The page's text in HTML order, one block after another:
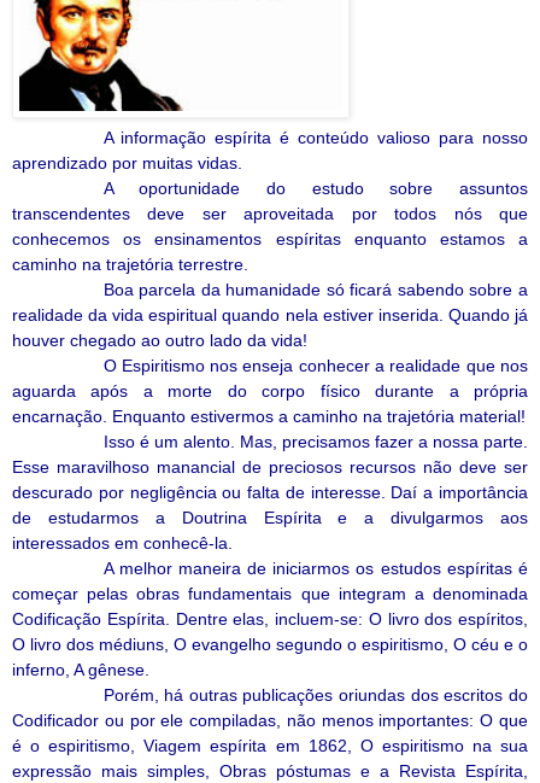
A informação espírita é conteúdo valioso para nosso
aprendizado por muitas vidas.
A oportunidade do estudo sobre assuntos
transcendentes deve ser aproveitada por todos nós que
conhecemos os ensinamentos espíritas enquanto estamos a
caminho na trajetória terrestre.
Boa parcela da humanidade só ficará sabendo sobre a
realidade da vida espiritual quando nela estiver inserida. Quando já
houver chegado ao outro lado da vida!
O Espiritismo nos enseja conhecer a realidade que nos
aguarda após a morte do corpo físico durante a própria
encarnação. Enquanto estivermos a caminho na trajetória material!
Isso é um alento. Mas, precisamos fazer a nossa parte.
Esse maravilhoso manancial de preciosos recursos não deve ser
descurado por negligência ou falta de interesse. Daí a importância
de estudarmos a Doutrina Espírita e a divulgarmos aos
interessados em conhecê-la.
A melhor maneira de iniciarmos os estudos espíritas é
começar pelas obras fundamentais que integram a denominada
Codificação Espírita. Dentre elas, incluem-se: O livro dos espíritos,
O livro dos médiuns, O evangelho segundo o espiritismo, O céu e o
inferno, A gênese.
Porém, há outras publicações oriundas dos escritos do
Codificador ou por ele compiladas, não menos importantes: O que
é o espiritismo, Viagem espírita em 1862, O espiritismo na sua
expressão mais simples, Obras póstumas e a Revista Espírita,